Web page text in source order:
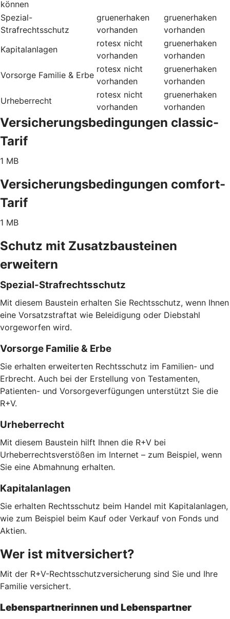
können
Spezial-
Strafrechtsschutz
gruenerhaken
vorhanden
gruenerhaken
vorhanden
Kapitalanlagen
rotesx nicht
vorhanden
gruenerhaken
vorhanden
Vorsorge Familie & Erbe
rotesx nicht
vorhanden
gruenerhaken
vorhanden
Urheberrecht
rotesx nicht
vorhanden
gruenerhaken
vorhanden
Versicherungsbedingungen classic-
Tarif
1 MB
Versicherungsbedingungen comfort-
Tarif
1 MB
Schutz mit Zusatzbausteinen
erweitern
Spezial-Strafrechtsschutz
Mit diesem Baustein erhalten Sie Rechtsschutz, wenn Ihnen
eine Vorsatzstraftat wie Beleidigung oder Diebstahl
vorgeworfen wird.
Vorsorge Familie & Erbe
Sie erhalten erweiterten Rechtsschutz im Familien- und
Erbrecht. Auch bei der Erstellung von Testamenten,
Patienten- und Vorsorgeverfügungen unterstützt Sie die
R+V.
Urheberrecht
Mit diesem Baustein hilft Ihnen die R+V bei
Urheberrechtsverstößen im Internet – zum Beispiel, wenn
Sie eine Abmahnung erhalten.
Kapitalanlagen
Sie erhalten Rechtsschutz beim Handel mit Kapitalanlagen,
wie zum Beispiel beim Kauf oder Verkauf von Fonds und
Aktien.
Wer ist mitversichert?
Mit der R+V-Rechtsschutzversicherung sind Sie und Ihre
Familie versichert.
Lebenspartnerinnen und Lebenspartner